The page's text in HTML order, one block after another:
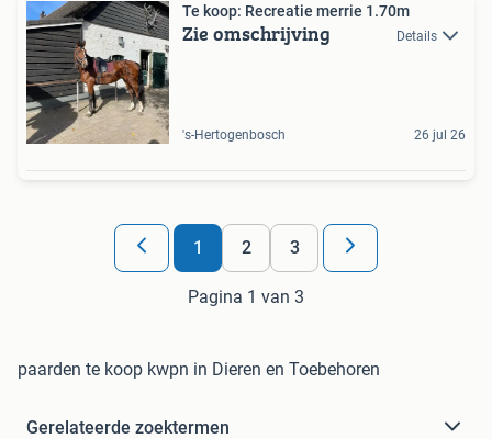
Te koop: Recreatie merrie 1.70m
Zie omschrijving Details
's-Hertogenbosch 26 jul 26
1 2 3
Pagina 1 van 3
paarden te koop kwpn in Dieren en Toebehoren
Gerelateerde zoektermen